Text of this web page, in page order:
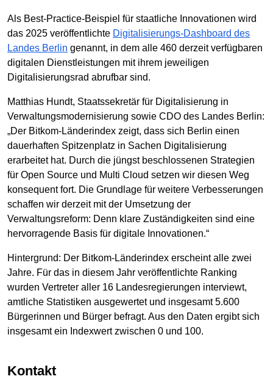
Als Best-Practice-Beispiel für staatliche Innovationen wird
das 2025 veröffentlichte Digitalisierungs-Dashboard des
Landes Berlin genannt, in dem alle 460 derzeit verfügbaren
digitalen Dienstleistungen mit ihrem jeweiligen
Digitalisierungsrad abrufbar sind.
Matthias Hundt, Staatssekretär für Digitalisierung in
Verwaltungsmodernisierung sowie CDO des Landes Berlin:
„Der Bitkom-Länderindex zeigt, dass sich Berlin einen
dauerhaften Spitzenplatz in Sachen Digitalisierung
erarbeitet hat. Durch die jüngst beschlossenen Strategien
für Open Source und Multi Cloud setzen wir diesen Weg
konsequent fort. Die Grundlage für weitere Verbesserungen
schaffen wir derzeit mit der Umsetzung der
Verwaltungsreform: Denn klare Zuständigkeiten sind eine
hervorragende Basis für digitale Innovationen.“
Hintergrund: Der Bitkom-Länderindex erscheint alle zwei
Jahre. Für das in diesem Jahr veröffentlichte Ranking
wurden Vertreter aller 16 Landesregierungen interviewt,
amtliche Statistiken ausgewertet und insgesamt 5.600
Bürgerinnen und Bürger befragt. Aus den Daten ergibt sich
insgesamt ein Indexwert zwischen 0 und 100.
Kontakt